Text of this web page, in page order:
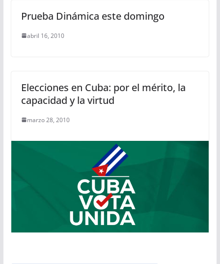
Prueba Dinámica este domingo
abril 16, 2010
Elecciones en Cuba: por el mérito, la
capacidad y la virtud
marzo 28, 2010